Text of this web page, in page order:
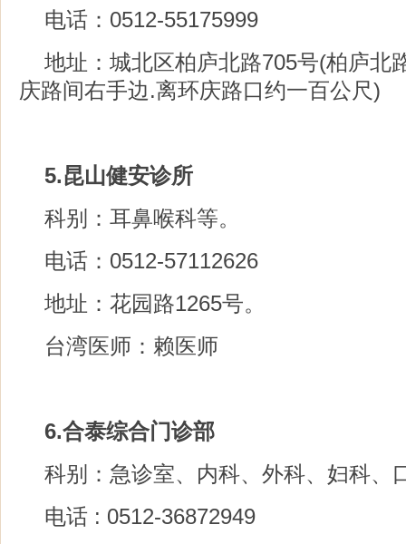
电话：0512-55175999
地址：城北区柏庐北路705号(柏庐北
庆路间右手边.离环庆路口约一百公尺)
5.昆山健安诊所
科别：耳鼻喉科等。
电话：0512-57112626
地址：花园路1265号。
台湾医师：赖医师
6.合泰综合门诊部
科别：急诊室、内科、外科、妇科、
电话 : 0512-36872949